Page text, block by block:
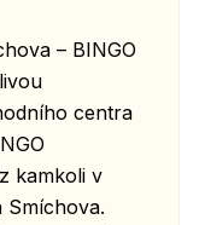
– BINGO
centra
kamkoli v
Smíchova.